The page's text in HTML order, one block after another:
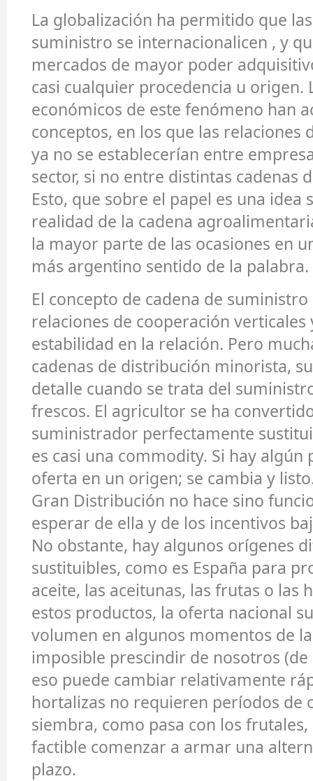
La globalización ha permitido que
suministro se internacionalicen , y
mercados de mayor poder
casi cualquier procedencia u origen.
económicos de este fenómeno han
conceptos, en los que las relaciones
ya no se establecerían entre
sector, si no entre distintas cadenas
Esto, que sobre el papel es una idea
realidad de la cadena
la mayor parte de las ocasiones en
más argentino sentido de la palabra.
El concepto de cadena de
relaciones de cooperación verticales
estabilidad en la relación. Pero
cadenas de distribución minorista,
detalle cuando se trata del
frescos. El agricultor se ha
suministrador perfectamente
es casi una commodity. Si hay algún
oferta en un origen; se cambia y
Gran Distribución no hace sino
esperar de ella y de los incentivos
No obstante, hay algunos orígenes
sustituibles, como es España para
aceite, las aceitunas, las frutas o las
estos productos, la oferta nacional
volumen en algunos momentos de
imposible prescindir de nosotros
eso puede cambiar relativamente
hortalizas no requieren períodos de
siembra, como pasa con los
factible comenzar a armar una
plazo.